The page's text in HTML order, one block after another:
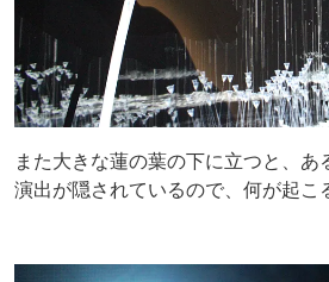
また大きな蓮の葉の下に立つと、
演出が隠されているので、何が起